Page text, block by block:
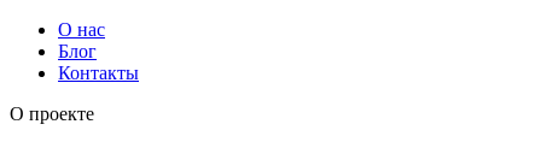
О нас
Блог
Контакты
О проекте